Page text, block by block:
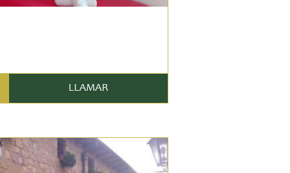
LLAMAR